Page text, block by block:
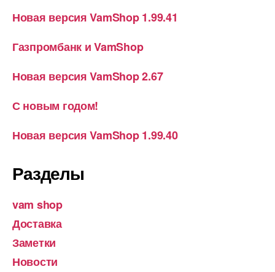
Новая версия VamShop 1.99.41
Газпромбанк и VamShop
Новая версия VamShop 2.67
С новым годом!
Новая версия VamShop 1.99.40
Разделы
vam shop
Доставка
Заметки
Новости